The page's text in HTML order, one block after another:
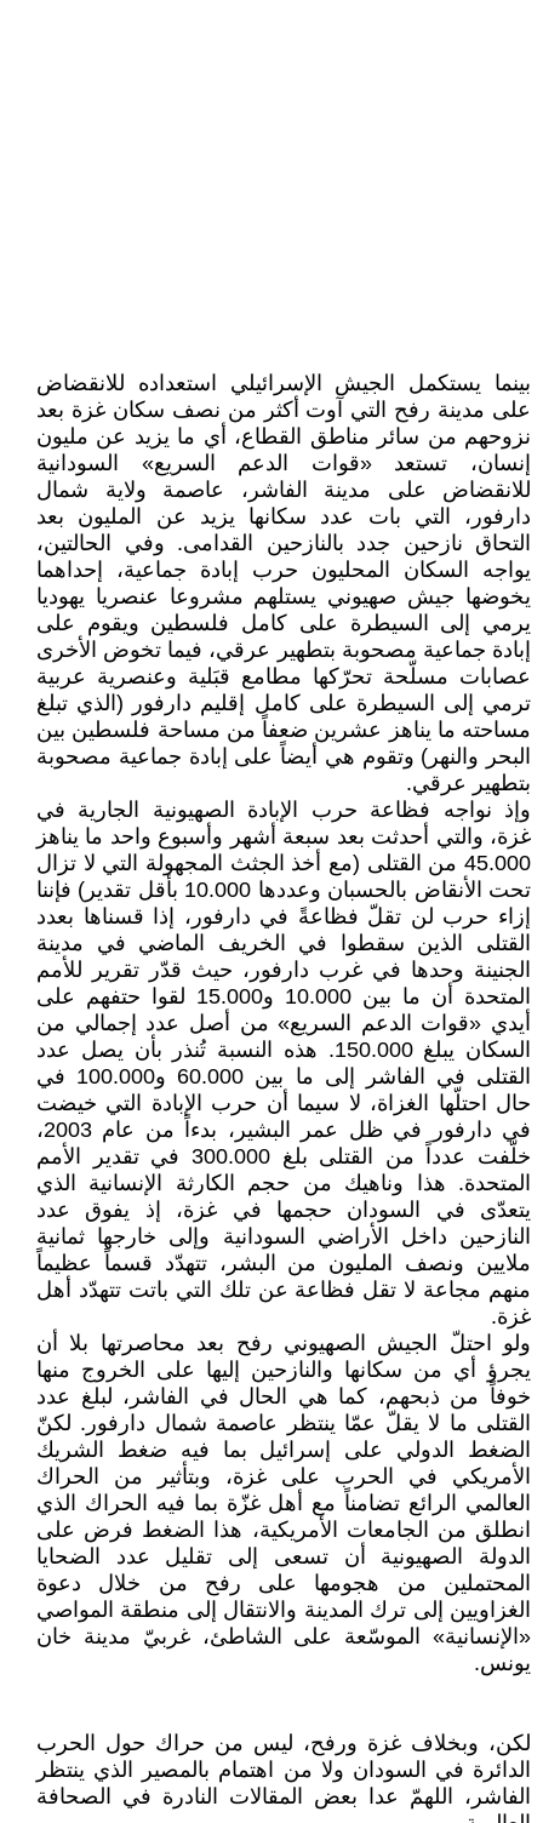
بينما يستكمل الجيش الإسرائيلي استعداده للانقضاض
على مدينة رفح التي آوت أكثر من نصف سكان غزة بعد
نزوحهم من سائر مناطق القطاع، أي ما يزيد عن مليون
إنسان، تستعد «قوات الدعم السريع» السودانية
للانقضاض على مدينة الفاشر، عاصمة ولاية شمال
دارفور، التي بات عدد سكانها يزيد عن المليون بعد
التحاق نازحين جدد بالنازحين القدامى. وفي الحالتين،
يواجه السكان المحليون حرب إبادة جماعية، إحداهما
يخوضها جيش صهيوني يستلهم مشروعا عنصريا يهوديا
يرمي إلى السيطرة على كامل فلسطين ويقوم على
إبادة جماعية مصحوبة بتطهير عرقي، فيما تخوض الأخرى
عصابات مسلّحة تحرّكها مطامع قبَلية وعنصرية عربية
ترمي إلى السيطرة على كامل إقليم دارفور (الذي تبلغ
مساحته ما يناهز عشرين ضعفاً من مساحة فلسطين بين
البحر والنهر) وتقوم هي أيضاً على إبادة جماعية مصحوبة
بتطهير عرقي.
وإذ نواجه فظاعة حرب الإبادة الصهيونية الجارية في
غزة، والتي أحدثت بعد سبعة أشهر وأسبوع واحد ما يناهز
45.000 من القتلى (مع أخذ الجثث المجهولة التي لا تزال
تحت الأنقاض بالحسبان وعددها 10.000 بأقل تقدير) فإننا
إزاء حرب لن تقلّ فظاعةً في دارفور، إذا قسناها بعدد
القتلى الذين سقطوا في الخريف الماضي في مدينة
الجنينة وحدها في غرب دارفور، حيث قدّر تقرير للأمم
المتحدة أن ما بين 10.000 و15.000 لقوا حتفهم على
أيدي «قوات الدعم السريع» من أصل عدد إجمالي من
السكان يبلغ 150.000. هذه النسبة تُنذر بأن يصل عدد
القتلى في الفاشر إلى ما بين 60.000 و100.000 في
حال احتلّها الغزاة، لا سيما أن حرب الإبادة التي خيضت
في دارفور في ظل عمر البشير، بدءاً من عام 2003،
خلّفت عدداً من القتلى بلغ 300.000 في تقدير الأمم
المتحدة. هذا وناهيك من حجم الكارثة الإنسانية الذي
يتعدّى في السودان حجمها في غزة، إذ يفوق عدد
النازحين داخل الأراضي السودانية وإلى خارجها ثمانية
ملايين ونصف المليون من البشر، تتهدّد قسماً عظيماً
منهم مجاعة لا تقل فظاعة عن تلك التي باتت تتهدّد أهل
غزة.
ولو احتلّ الجيش الصهيوني رفح بعد محاصرتها بلا أن
يجرؤ أي من سكانها والنازحين إليها على الخروج منها
خوفاً من ذبحهم، كما هي الحال في الفاشر، لبلغ عدد
القتلى ما لا يقلّ عمّا ينتظر عاصمة شمال دارفور. لكنّ
الضغط الدولي على إسرائيل بما فيه ضغط الشريك
الأمريكي في الحرب على غزة، وبتأثير من الحراك
العالمي الرائع تضامناً مع أهل غزّة بما فيه الحراك الذي
انطلق من الجامعات الأمريكية، هذا الضغط فرض على
الدولة الصهيونية أن تسعى إلى تقليل عدد الضحايا
المحتملين من هجومها على رفح من خلال دعوة
الغزاويين إلى ترك المدينة والانتقال إلى منطقة المواصي
«الإنسانية» الموسّعة على الشاطئ، غربيّ مدينة خان
يونس.
لكن، وبخلاف غزة ورفح، ليس من حراك حول الحرب
الدائرة في السودان ولا من اهتمام بالمصير الذي ينتظر
الفاشر، اللهمّ عدا بعض المقالات النادرة في الصحافة